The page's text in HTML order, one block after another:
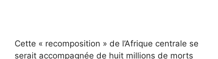
Cette « recomposition » de l’Afrique centrale se
serait accompagnée de huit millions de morts